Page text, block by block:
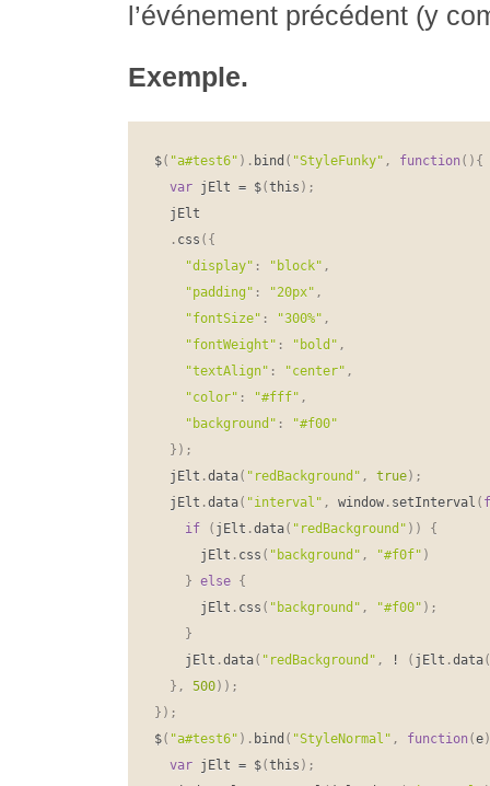
l’événement précédent (y
Exemple.
$( "a#test6" ) . bind ( "StyleFunky" , function ( ) {
var jElt = $(this ) ;
  jElt
. css ( {
"display" : "block" ,
"padding" : "20px" ,
"fontSize" : "300%" ,
"fontWeight" : "bold" ,
"textAlign" : "center" ,
"color" : "#fff" ,
"background" :
"#f00"
} ) ;
  jElt
.data( "redBackground" , true) ;
  jElt
.data( "interval" , window . setInterval (
if
( jElt .data( "redBackground" ) )
{
      jElt
. css ( "background" , "#f0f" )
} else {
      jElt
. css ( "background" , "#f00" ) ;
}
    jElt
.data( "redBackground" , ! ( jElt .data(
} , 500) ) ;
} ) ;
$( "a#test6" ) . bind ( "StyleNormal" , function (e)
var jElt = $(this ) ;